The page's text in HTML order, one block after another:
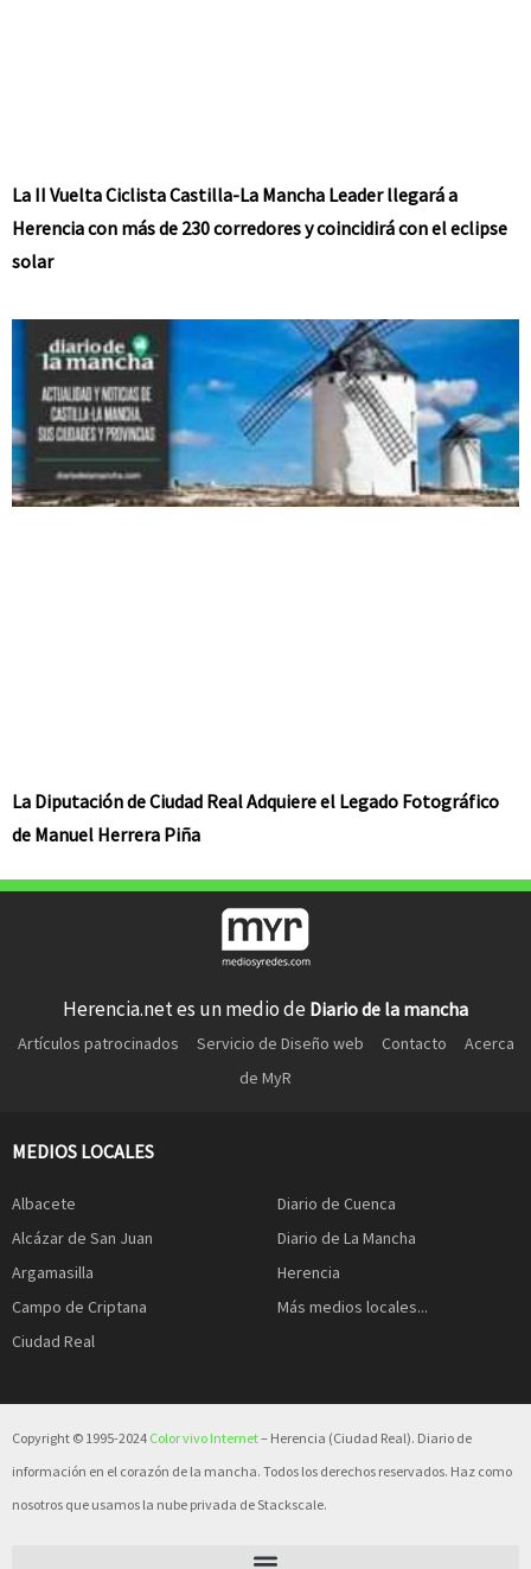
La II Vuelta Ciclista Castilla-La Mancha Leader llegará a
Herencia con más de 230 corredores y coincidirá con el eclipse
solar
La Diputación de Ciudad Real Adquiere el Legado Fotográfico
de Manuel Herrera Piña
Herencia.net es un medio de Diario de la mancha
Artículos patrocinados Servicio de Diseño web Contacto
Acerca
de MyR
MEDIOS LOCALES
Albacete
Alcázar de San Juan
Argamasilla
Campo de Criptana
Ciudad Real
Diario de Cuenca
Diario de La Mancha
Herencia
Más medios locales...
Copyright © 1995-2024 Color vivo Internet– Herencia (Ciudad Real). Diario de
información en el corazón de la mancha. Todos los derechos reservados. Haz como
nosotros que usamos la nube privada de Stackscale.